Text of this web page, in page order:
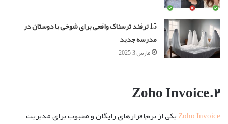
15 ترفند ترسناک واقعی برای شوخی با دوستان در
مدرسه جدید
مارس 3, 2025
۲.Zoho Invoice
Zoho Invoiceیکی از نرم‌افزارهای رایگان و محبوب برای مدیریت